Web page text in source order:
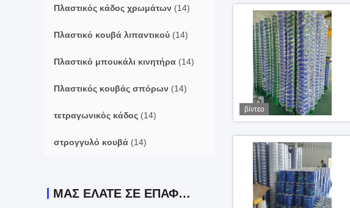
Πλαστικός κάδος χρωμάτων (14)
Πλαστικό κουβά λιπαντικού (14)
Πλαστικό μπουκάλι κινητήρα (14)
Πλαστικός κουβάς σπόρων (14)
τετραγωνικός κάδος (14)
στρογγυλό κουβά (14)
ΜΑΣ ΕΛΆΤΕ ΣΕ ΕΠΑΦΉ ΜΕ
βίντεο